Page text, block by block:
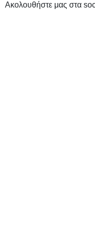
Ακολουθήστε μας στα